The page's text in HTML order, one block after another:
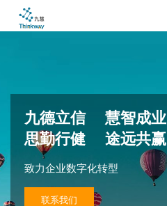
九德立信 慧智成业
思勤行健 途远共赢
致力企业数字化转型
联系我们